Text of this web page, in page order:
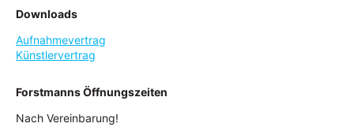
Downloads
Aufnahmevertrag
Künstlervertrag
Forstmanns Öffnungszeiten
Nach Vereinbarung!